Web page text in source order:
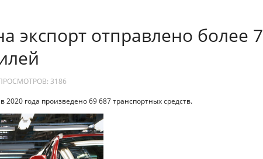
экспорт отправлено более 7
3186
2020 года произведено 69 687 транспортных средств.